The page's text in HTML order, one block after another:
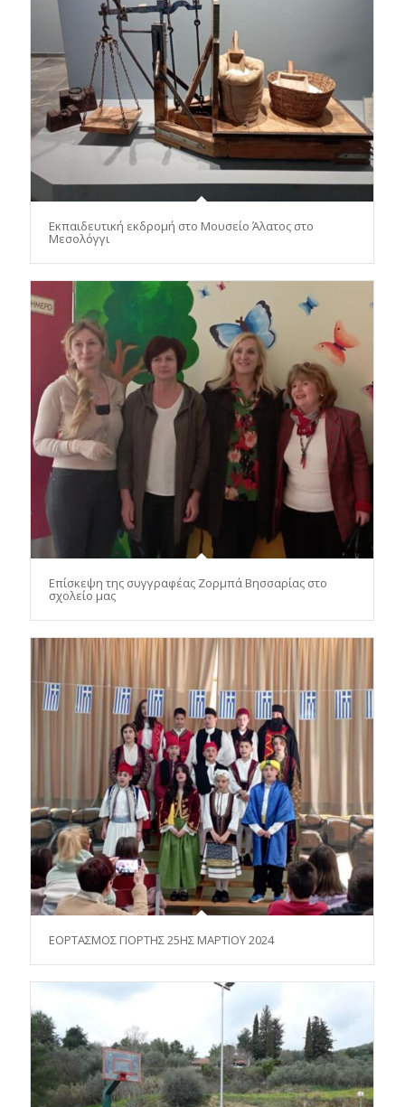
Εκπαιδευτική εκδρομή στο Μουσείο Άλατος στο
Μεσολόγγι
Επίσκεψη της συγγραφέας Ζορμπά Βησσαρίας στο
σχολείο μας
ΕΟΡΤΑΣΜΟΣ ΓΙΟΡΤΗΣ 25ΗΣ ΜΑΡΤΙΟΥ 2024